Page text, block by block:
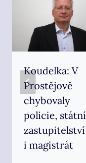
Koudelka: V
Prostějově
chybovaly
policie, státní
zastupitelství
i magistrát